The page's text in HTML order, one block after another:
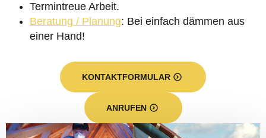
Termintreue Arbeit.
Beratung / Planung: Bei einfach dämmen aus
einer Hand!
KONTAKTFORMULAR
ANRUFEN